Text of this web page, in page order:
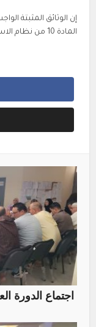
إن الوثائق المثبتة
المادة 10 من نظام الاستشارة.
رئيس
اجتماع الدورة